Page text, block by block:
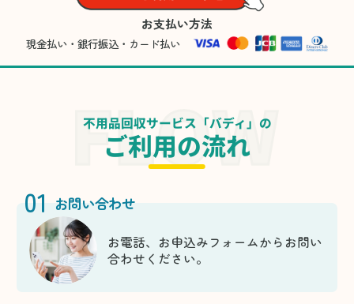
お支払い方法
現金払い・銀行振込・カード払い
不用品回収サービス「バディ」の
ご利用の流れ
01 お問い合わせ
お電話、お申込みフォームからお問い
合わせください。